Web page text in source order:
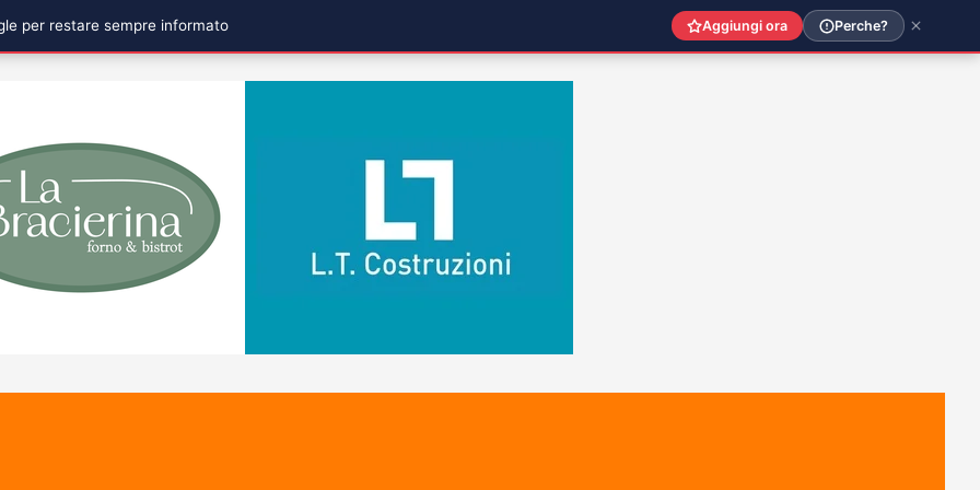
per restare sempre informato Aggiungi ora Perche?